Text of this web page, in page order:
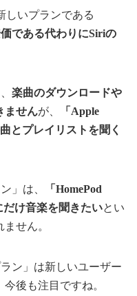
しいプランである
である代わりにSiriの
楽曲のダウンロードや
ませんが、
「Apple
とプレイリストを聞く
」は、
「HomePod
だけ音楽を聞きたいとい
せん。
ン」は新しいユーザー
後も注目ですね。